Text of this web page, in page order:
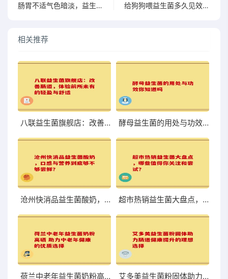
肠胃不适气色暗淡，益生菌真的能帮忙吗？不看后悔 给狗狗喂益生菌多久见效？看完让你大开眼界的真实经验
相关推荐
八联益生菌旗舰店：改善肠道，体验前所未有的轻盈与舒适 酵母益生菌的用处与功效你知道吗
沧州快消品益生菌酸奶，口感与营养到底够不够尝鲜？ 超市热销益生菌大盘点，哪些值得你关注和尝试？
荷兰中老年益生菌奶粉高硒 助力中老年健康的优质选择 艾多美益生菌粉固体助力肠道健康提升的理想选择